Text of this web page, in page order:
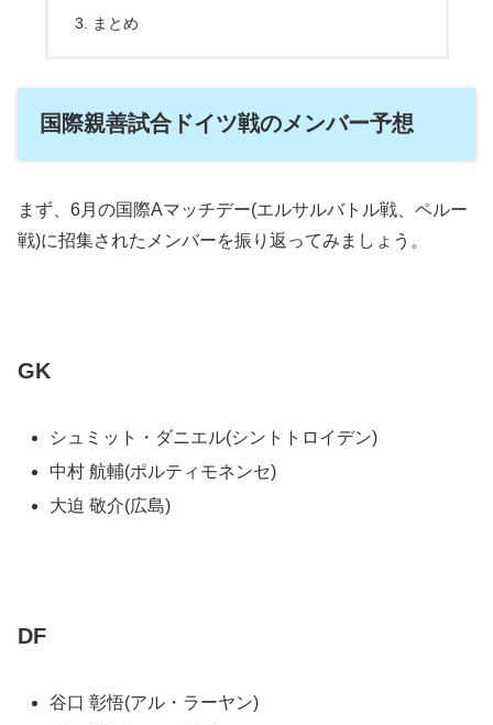
まとめ
国際親善試合ドイツ戦のメンバー予想
まず、6月の国際Aマッチデー(エルサルバトル戦、ペルー
戦)に招集されたメンバーを振り返ってみましょう。
GK
シュミット・ダニエル(シントトロイデン)
中村 航輔(ポルティモネンセ)
大迫 敬介(広島)
DF
谷口 彰悟(アル・ラーヤン)